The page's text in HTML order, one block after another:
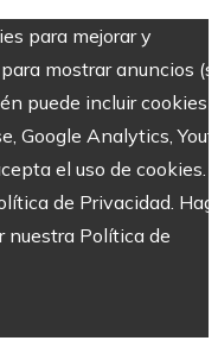
para mejorar y
mostrar anuncios
puede incluir cookies
Google Analytics,
el uso de cookies.
de Privacidad.
nuestra Política de